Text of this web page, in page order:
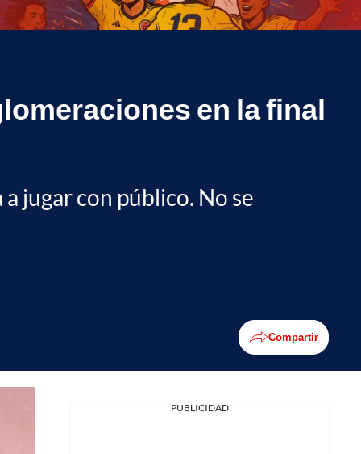
en la final
jugar con público. No se
Compartir
PUBLICIDAD